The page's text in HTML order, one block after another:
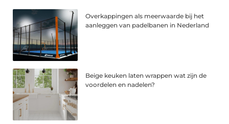
Overkappingen als meerwaarde bij het
aanleggen van padelbanen in Nederland
Beige keuken laten wrappen wat zijn de
voordelen en nadelen?